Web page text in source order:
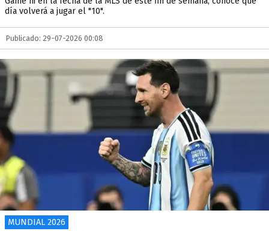
día volverá a jugar el "10".
Publicado: 29-07-2026 00:08
MUNDIAL 2026